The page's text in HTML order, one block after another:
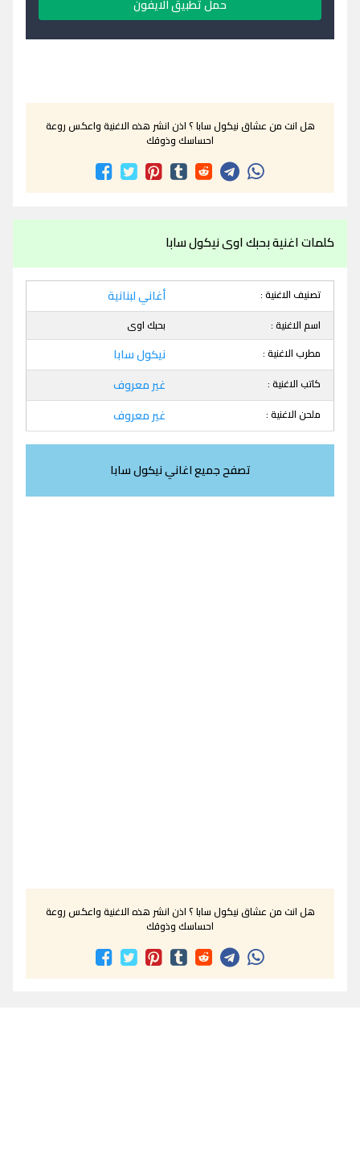
حمل تطبيق الايفون
هل انت من عشاق نيكول سابا ؟ اذن انشر هذه الاغنية واعكس روعة
احساسك وذوقك
كلمات اغنية بحبك اوى نيكول سابا
تصنيف الاغنية : أغاني لبنانية
اسم الاغنية :
بحبك اوى
مطرب الاغنية :
نيكول سابا
كاتب الاغنية : غير معروف
ملحن الاغنية : غير معروف
تصفح جميع اغاني نيكول سابا
هل انت من عشاق نيكول سابا ؟ اذن انشر هذه الاغنية واعكس روعة
احساسك وذوقك